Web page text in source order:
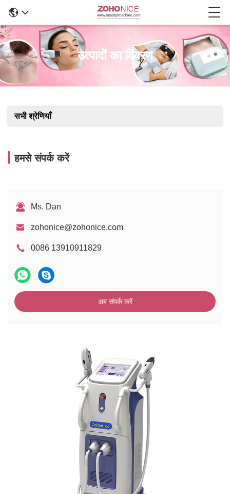
उत्पादों का विवरण
सभी श्रेणियाँ
हमसे संपर्क करें
Ms. Dan
zohonice@zohonice.com
0086 13910911829
अब संपर्क करें